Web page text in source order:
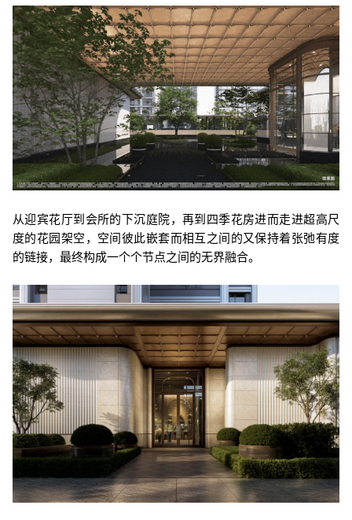
从迎宾花厅到会所的下沉庭院，再到四季花房进而走进超高尺
度的花园架空，空间彼此嵌套而相互之间的又保持着张弛有度
的链接，最终构成一个个节点之间的无界融合。